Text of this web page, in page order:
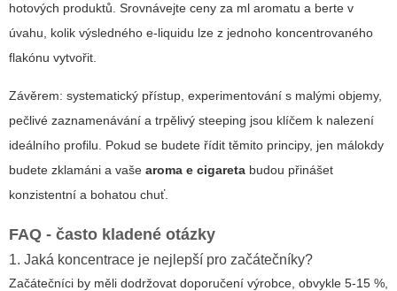
hotových produktů. Srovnávejte ceny za ml aromatu a berte v
úvahu, kolik výsledného e-liquidu lze z jednoho koncentrovaného
flakónu vytvořit.
Závěrem: systematický přístup, experimentování s malými objemy,
pečlivé zaznamenávání a trpělivý steeping jsou klíčem k nalezení
ideálního profilu. Pokud se budete řídit těmito principy, jen málokdy
budete zklamáni a vaše aroma e cigareta budou přinášet
konzistentní a bohatou chuť.
FAQ - často kladené otázky
1. Jaká koncentrace je nejlepší pro začátečníky?
Začátečníci by měli dodržovat doporučení výrobce, obvykle 5-15 %,